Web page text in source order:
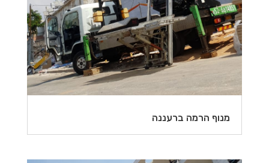
מנוף הרמה ברעננה